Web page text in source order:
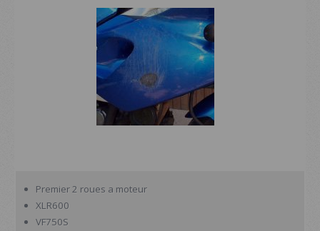
Premier 2 roues a moteur
XLR600
VF750S